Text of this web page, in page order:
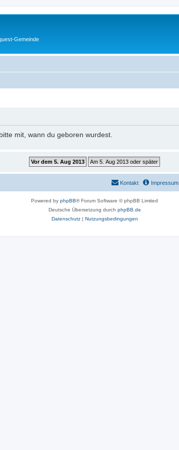
Gemeinde
mit, wann du geboren wurdest.
Impressum
Kontakt
Powered by phpBB® Forum Software © phpBB Limited
Deutsche Übersetzung durch phpBB.de
Datenschutz| Nutzungsbedingungen